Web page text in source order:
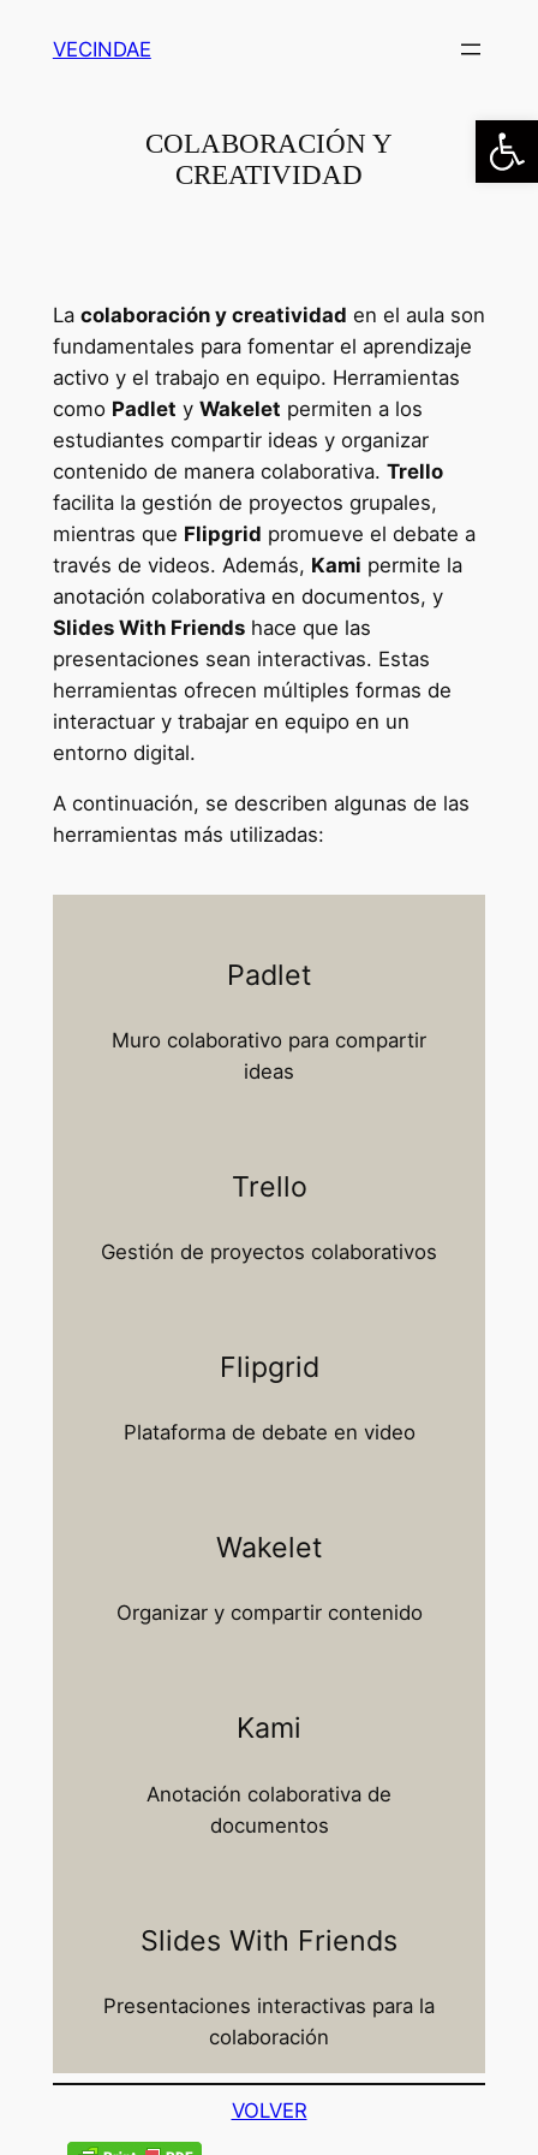
VECINDAE
COLABORACIÓN Y
CREATIVIDAD
La colaboración y creatividad en el aula son
fundamentales para fomentar el aprendizaje
activo y el trabajo en equipo. Herramientas
como Padlet y Wakelet permiten a los
estudiantes compartir ideas y organizar
contenido de manera colaborativa. Trello
facilita la gestión de proyectos grupales,
mientras que Flipgrid promueve el debate a
través de videos. Además, Kami permite la
anotación colaborativa en documentos, y
Slides With Friendshace que las
presentaciones sean interactivas. Estas
herramientas ofrecen múltiples formas de
interactuar y trabajar en equipo en un
entorno digital.
A continuación, se describen algunas de las
herramientas más utilizadas:
Padlet
Muro colaborativo para compartir
ideas
Trello
Gestión de proyectos colaborativos​​
Flipgrid
Plataforma de debate en video
Wakelet
Organizar y compartir contenido
Kami
Anotación colaborativa de
documentos​
Slides With Friends
Presentaciones interactivas para la
colaboración
VOLVER
Abrir